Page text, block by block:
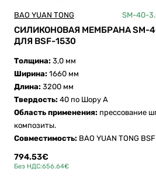
BAO YUAN TONG SM-40-
СИЛИКОНОВАЯ МЕМБРАНА SM-
ДЛЯ BSF-1530
Толщина: 3,0 мм
Ширина: 1660 мм
Длина: 3200 мм
Твердость: 40 по Шору А
Область применения: прессование
композиты.
Совместимость: BAO YUAN TONG
794.53€
Без НДС:656.64€